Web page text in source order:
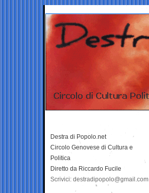
Destra di Popolo.net
Circolo Genovese di Cultura e
Politica
Diretto da Riccardo Fucile
Scrivici: destradipopolo@gmail.com